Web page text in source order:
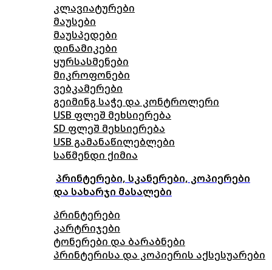
კლავიატურები
მაუსები
მაუსპედები
დინამიკები
ყურსასმენები
მიკროფონები
ვებკამერები
გეიმინგ საჭე და კონტროლერი
USB ფლეშ მეხსიერება
SD ფლეშ მეხსიერება
USB გამანაწილებლები
საწმენდი ქიმია
პრინტერები, სკანერები, კოპიერები
და სახარჯი მასალები
პრინტერები
კარტრიჯები
ტონერები და ბარაბნები
პრინტერისა და კოპიერის აქსესუარები